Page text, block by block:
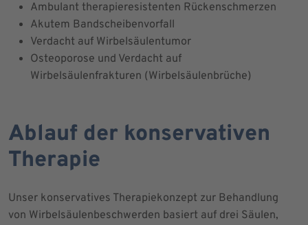
Ambulant therapieresistenten Rückenschmerzen
Akutem Bandscheibenvorfall
Verdacht auf Wirbelsäulentumor
Osteoporose und Verdacht auf
Wirbelsäulenfrakturen (Wirbelsäulenbrüche)
Ablauf der konservativen
Therapie
Unser konservatives Therapiekonzept zur Behandlung
von Wirbelsäulenbeschwerden basiert auf drei Säulen,